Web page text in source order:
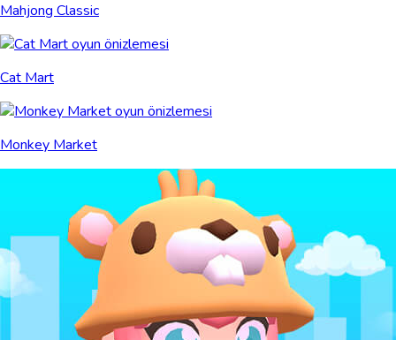
Mahjong Classic
Cat Mart
Monkey Market